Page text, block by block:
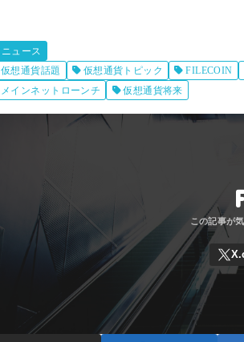
ニュース
仮想通貨話題
仮想通貨トピック
FILECOIN
メインネットローンチ
仮想通貨将来